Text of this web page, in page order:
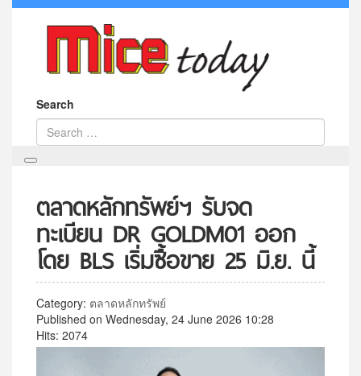
Search
ตลาดหลักทรัพย์ฯ รับจด
ทะเบียน DR GOLDM01 ออก
โดย BLS เริ่มซื้อขาย 25 มิ.ย. นี้
Category: ตลาดหลักทรัพย์
Published on Wednesday, 24 June 2026 10:28
Hits: 2074